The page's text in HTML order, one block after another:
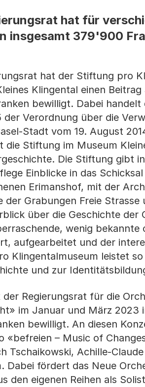
hat für
insgesamt 379'900
hat der Stiftung pro
Klingental einen
bewilligt. Dabei
der Verordnung über die
Stadt vom 19. August
die Stiftung im Museum
Die Stiftung gibt
Einblicke in das
Erimanshof, mit der
der Grabungen Freie
über die Geschichte
wenig bekannte
aufgearbeitet und der
Klingentalmuseum leistet
und zur
Regierungsrat für die
im Januar und März 2023
bewilligt. An diesen
«befreien – Music of
Tschaikowski, Achille-
Dabei fördert das Neue
den eigenen Reihen als